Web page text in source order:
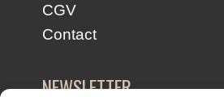
CGV
Contact
NEWSLETTER